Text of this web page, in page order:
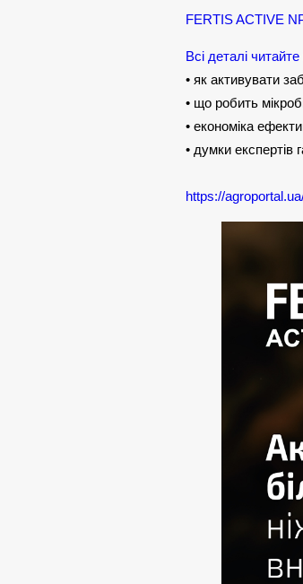
FERTIS ACTIVE
Всі деталі
• як активувати
• що робить
• економіка
• думки експертів
https://